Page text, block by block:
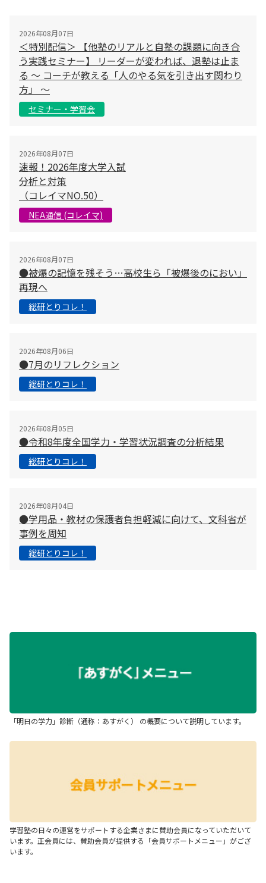
2026年08月07日
＜特別配信＞ 【他塾のリアルと自塾の課題に向き合
う実践セミナー】 リーダーが変われば、退塾は止ま
る 〜 コーチが教える「人のやる気を引き出す関わり
方」 〜
セミナー・学習会
2026年08月07日
速報！2026年度大学入試
分析と対策
（コレイマNO.50）
NEA通信 (コレイマ)
2026年08月07日
●被爆の記憶を残そう…高校生ら「被爆後のにおい」
再現へ
総研とりコレ！
2026年08月06日
●7月のリフレクション
総研とりコレ！
2026年08月05日
●令和8年度全国学力・学習状況調査の分析結果
総研とりコレ！
2026年08月04日
●学用品・教材の保護者負担軽減に向けて、文科省が
事例を周知
総研とりコレ！
「明日の学力」診断（通称：あすがく） の概要について説明しています。
学習塾の日々の運営をサポートする企業さまに賛助会員になっていただいて
います。正会員には、賛助会員が提供する「会員サポートメニュー」がござ
います。